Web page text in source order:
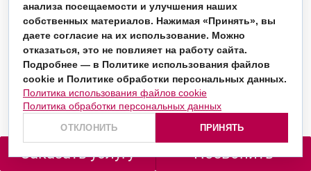
Заказать услугу Позвонить
анализа посещаемости и улучшения наших
собственных материалов. Нажимая «Принять», вы
даете согласие на их использование. Можно
отказаться, это не повлияет на работу сайта.
Подробнее — в Политике использования файлов
cookie и Политике обработки персональных данных.
Политика использования файлов cookie
Политика обработки персональных данных
ОТКЛОНИТЬ ПРИНЯТЬ